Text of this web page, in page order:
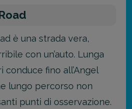
è una strada vera,
con un’auto. Lunga
conduce fino all’Angel
lungo percorso non
punti di osservazione.